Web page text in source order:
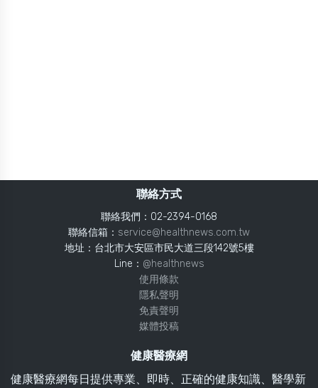
聯絡方式
聯絡我們：02-2394-0168
聯絡信箱： service@healthnews.com.tw
地址：台北市大安區市民大道三段142號5樓
Line： @healthnews
使用條款
隱私聲明
免責聲明
媒體投稿
健康醫療網
健康醫療網每日提供專業、即時、正確的健康知識、醫學新